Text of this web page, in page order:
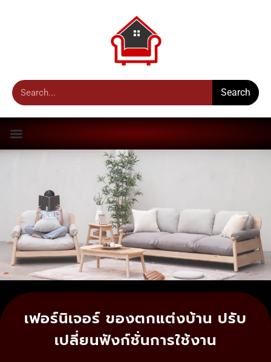
Search
เฟอร์นิเจอร์ ของตกแต่งบ้าน ปรับ
เปลี่ยนฟังก์ชั่นการใช้งาน